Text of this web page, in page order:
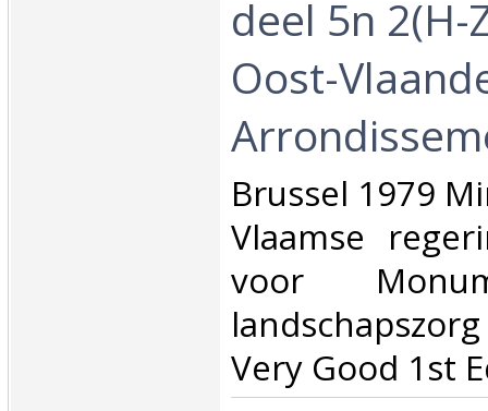
deel 5n 2(H-
Oost-
‎Brussel 1979
Vlaamse
voor
Very Good 1st